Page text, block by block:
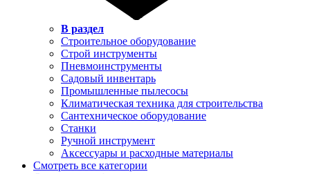
В раздел
Строительное оборудование
Строй инструменты
Пневмоинструменты
Садовый инвентарь
Промышленные пылесосы
Климатическая техника для строительства
Сантехническое оборудование
Станки
Ручной инструмент
Аксессуары и расходные материалы
Смотреть все категории